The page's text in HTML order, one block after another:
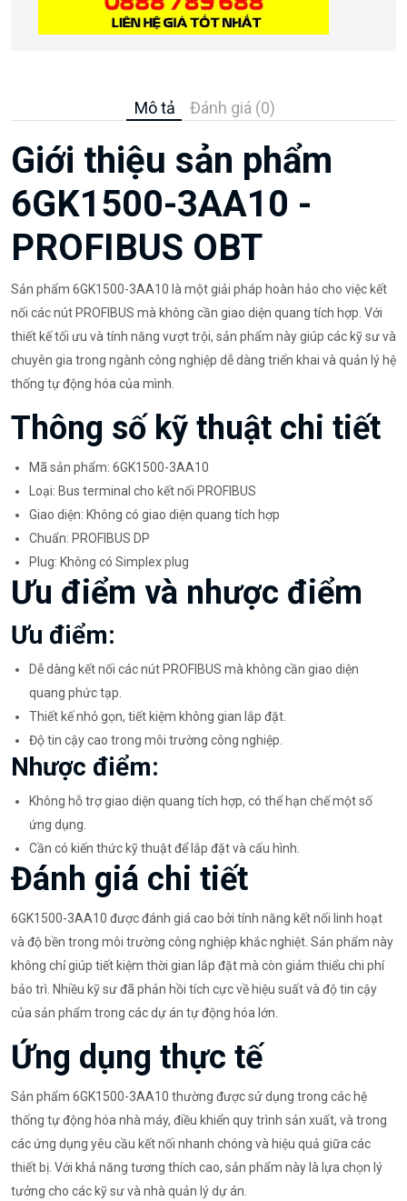
Mô tả Đánh giá (0)
Giới thiệu sản phẩm
6GK1500-3AA10 -
PROFIBUS OBT
Sản phẩm 6GK1500-3AA10 là một giải pháp hoàn hảo cho việc kết
nối các nút PROFIBUS mà không cần giao diện quang tích hợp. Với
thiết kế tối ưu và tính năng vượt trội, sản phẩm này giúp các kỹ sư và
chuyên gia trong ngành công nghiệp dễ dàng triển khai và quản lý hệ
thống tự động hóa của mình.
Thông số kỹ thuật chi tiết
Mã sản phẩm: 6GK1500-3AA10
Loại: Bus terminal cho kết nối PROFIBUS
Giao diện: Không có giao diện quang tích hợp
Chuẩn: PROFIBUS DP
Plug: Không có Simplex plug
Ưu điểm và nhược điểm
Ưu điểm:
Dễ dàng kết nối các nút PROFIBUS mà không cần giao diện
quang phức tạp.
Thiết kế nhỏ gọn, tiết kiệm không gian lắp đặt.
Độ tin cậy cao trong môi trường công nghiệp.
Nhược điểm:
Không hỗ trợ giao diện quang tích hợp, có thể hạn chế một số
ứng dụng.
Cần có kiến thức kỹ thuật để lắp đặt và cấu hình.
Đánh giá chi tiết
6GK1500-3AA10 được đánh giá cao bởi tính năng kết nối linh hoạt
và độ bền trong môi trường công nghiệp khắc nghiệt. Sản phẩm này
không chỉ giúp tiết kiệm thời gian lắp đặt mà còn giảm thiểu chi phí
bảo trì. Nhiều kỹ sư đã phản hồi tích cực về hiệu suất và độ tin cậy
của sản phẩm trong các dự án tự động hóa lớn.
Ứng dụng thực tế
Sản phẩm 6GK1500-3AA10 thường được sử dụng trong các hệ
thống tự động hóa nhà máy, điều khiển quy trình sản xuất, và trong
các ứng dụng yêu cầu kết nối nhanh chóng và hiệu quả giữa các
thiết bị. Với khả năng tương thích cao, sản phẩm này là lựa chọn lý
tưởng cho các kỹ sư và nhà quản lý dự án.